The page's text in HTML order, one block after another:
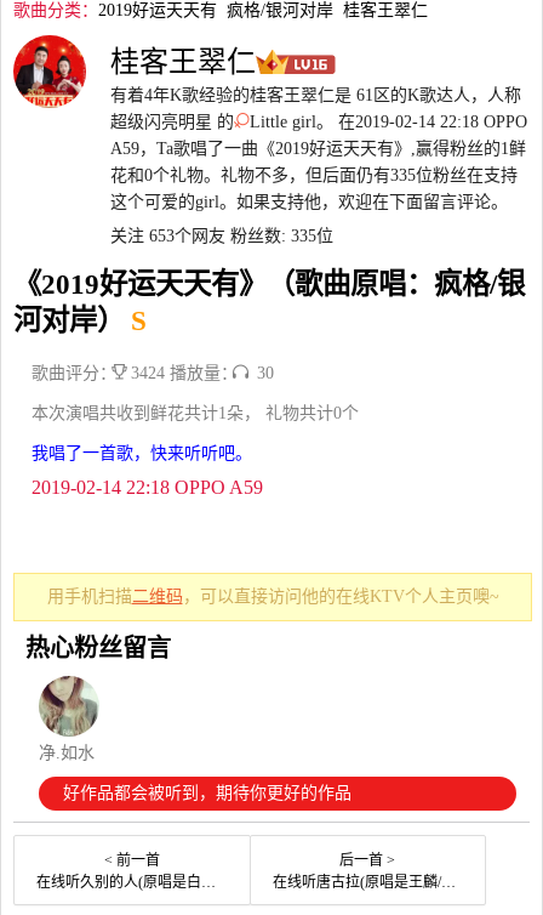
歌曲分类： 2019好运天天有 疯格/银河对岸 桂客王翠仁
桂客王翠仁
有着4年K歌经验的桂客王翠仁是 61区的K歌达人，人称
超级闪亮明星 的
Little girl。 在2019-02-14 22:18 OPPO
A59，Ta歌唱了一曲《2019好运天天有》,赢得粉丝的1鲜
花和0个礼物。礼物不多，但后面仍有335位粉丝在支持
这个可爱的girl。如果支持他，欢迎在下面留言评论。
关注 653个网友 粉丝数: 335位
《2019好运天天有》（歌曲原唱：疯格/银
河对岸）
S
歌曲评分： 3424 播放量： 30
本次演唱共收到鲜花共计1朵， 礼物共计0个
我唱了一首歌，快来听听吧。
2019-02-14 22:18 OPPO A59
用手机扫描二维码 ，可以直接访问他的在线KTV个人主页噢~
热心粉丝留言
净.如水
好作品都会被听到，期待你更好的作品
< 前一首
在线听久别的人(原唱是白雪)，孔雀白云白云演唱点播:111次
后一首 >
在线听唐古拉(原唱是王麟/完玛三智)，桂客王翠仁演唱点播:33次